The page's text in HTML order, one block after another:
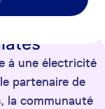
à une électricité
partenaire de
la communauté